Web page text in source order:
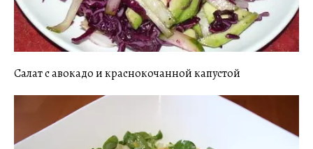
Салат с авокадо и краснокочанной капустой